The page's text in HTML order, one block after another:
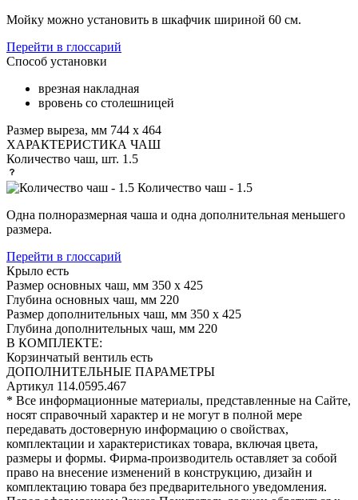
Мойку можно установить в шкафчик шириной 60 см.
Перейти в глоссарий
Способ установки
врезная накладная
вровень со столешницей
Размер выреза, мм 744 х 464
ХАРАКТЕРИСТИКА ЧАШ
Количество чаш, шт. 1.5
Количество чаш - 1.5
Одна полноразмерная чаша и одна дополнительная меньшего
размера.
Перейти в глоссарий
Крыло есть
Размер основных чаш, мм 350 х 425
Глубина основных чаш, мм 220
Размер дополнительных чаш, мм 350 х 425
Глубина дополнительных чаш, мм 220
В КОМПЛЕКТЕ:
Корзинчатый вентиль есть
ДОПОЛНИТЕЛЬНЫЕ ПАРАМЕТРЫ
Артикул 114.0595.467
* Все информационные материалы, представленные на Сайте,
носят справочный характер и не могут в полной мере
передавать достоверную информацию о свойствах,
комплектации и характеристиках товара, включая цвета,
размеры и формы. Фирма-производитель оставляет за собой
право на внесение изменений в конструкцию, дизайн и
комплектацию товара без предварительного уведомления.